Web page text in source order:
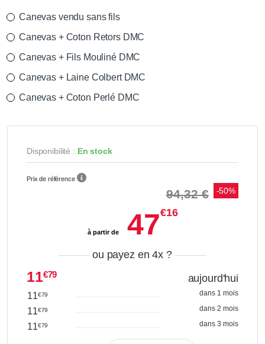
Canevas vendu sans fils
Canevas + Coton Retors DMC
Canevas + Fils Mouliné DMC
Canevas + Laine Colbert DMC
Canevas + Coton Perlé DMC
Disponibilité : En stock
Prix de référence
94,32 € -50%
à partir de47€16
ou payez en 4x ?
11€79 aujourd'hui
11€79 dans 1 mois
11€79 dans 2 mois
11€79 dans 3 mois